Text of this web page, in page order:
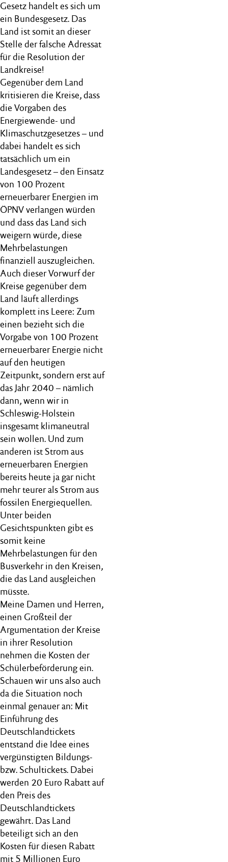
Gesetz handelt es sich um
ein Bundesgesetz. Das
Land ist somit an dieser
Stelle der falsche Adressat
für die Resolution der
Landkreise!
Gegenüber dem Land
kritisieren die Kreise, dass
die Vorgaben des
Energiewende- und
Klimaschutzgesetzes – und
dabei handelt es sich
tatsächlich um ein
Landesgesetz – den Einsatz
von 100 Prozent
erneuerbarer Energien im
ÖPNV verlangen würden
und dass das Land sich
weigern würde, diese
Mehrbelastungen
finanziell auszugleichen.
Auch dieser Vorwurf der
Kreise gegenüber dem
Land läuft allerdings
komplett ins Leere: Zum
einen bezieht sich die
Vorgabe von 100 Prozent
erneuerbarer Energie nicht
auf den heutigen
Zeitpunkt, sondern erst auf
das Jahr 2040 – nämlich
dann, wenn wir in
Schleswig-Holstein
insgesamt klimaneutral
sein wollen. Und zum
anderen ist Strom aus
erneuerbaren Energien
bereits heute ja gar nicht
mehr teurer als Strom aus
fossilen Energiequellen.
Unter beiden
Gesichtspunkten gibt es
somit keine
Mehrbelastungen für den
Busverkehr in den Kreisen,
die das Land ausgleichen
müsste.
Meine Damen und Herren,
einen Großteil der
Argumentation der Kreise
in ihrer Resolution
nehmen die Kosten der
Schülerbeförderung ein.
Schauen wir uns also auch
da die Situation noch
einmal genauer an: Mit
Einführung des
Deutschlandtickets
entstand die Idee eines
vergünstigten Bildungs-
bzw. Schultickets. Dabei
werden 20 Euro Rabatt auf
den Preis des
Deutschlandtickets
gewährt. Das Land
beteiligt sich an den
Kosten für diesen Rabatt
mit 5 Millionen Euro